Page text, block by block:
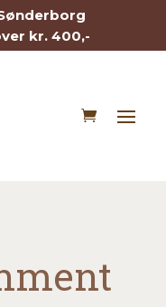
kr. 400,-